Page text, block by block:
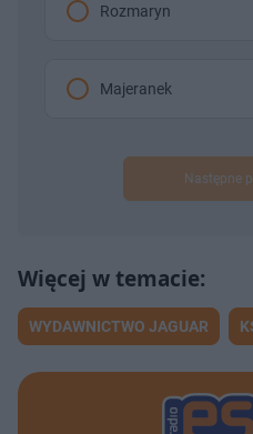
Rozmaryn
Majeranek
Następne
WYDAWNICTWO JAGUAR